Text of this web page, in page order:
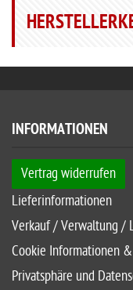
INFORMATIONEN
Vertrag widerrufen
Lieferinformationen
Verkauf / Verwaltung /
Cookie Informationen
Privatsphäre und